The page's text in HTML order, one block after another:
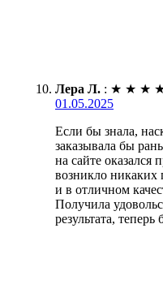
Лера Л. : ★ ★ ★
01.05.2025
Если бы знала,
заказывала бы
на сайте
возникло никаких
и в отличном
Получила
результата, теперь